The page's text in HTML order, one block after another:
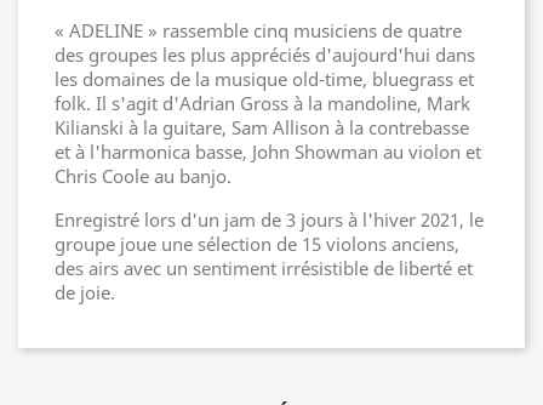
« ADELINE » rassemble cinq musiciens de quatre
des groupes les plus appréciés d'aujourd'hui dans
les domaines de la musique old-time, bluegrass et
folk. Il s'agit d'Adrian Gross à la mandoline, Mark
Kilianski à la guitare, Sam Allison à la contrebasse
et à l'harmonica basse, John Showman au violon et
Chris Coole au banjo.
Enregistré lors d'un jam de 3 jours à l'hiver 2021, le
groupe joue une sélection de 15 violons anciens,
des airs avec un sentiment irrésistible de liberté et
de joie.